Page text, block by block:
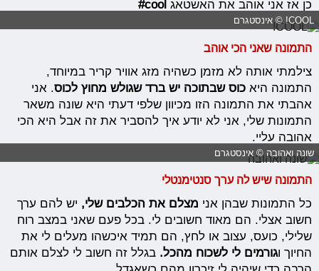
כן אז אני אוהב את האשטאגcool#
COOL! © אינסטגרם
התמונה שאני הכי אוהב
צילמתי אותה לא מזמן כשהיה מזג אוויר קריר במיוחד,
התמונה היאכוס שבתוכה יש ברד שגולש מחוץ לכוס. אני
אהבתי את התמונה הזו מכיוון שלפי דעתי היא שונה משאר
התמונות שלי, אני לא יודע איך להסביר את זה אבל היא הכי
אהובה עליי.
שונה ואהובה © אינסטגרם
התמונה שיש לה ערך סנטימנטלי
כל התמונות שבהן אני מצלם את הכלבים שלי, יש להם ערך
חשוב אצלי. הם מאוד חשובים לי. בכל פעם שאני במצב רוח
שלילי, כועס, עצוב או לחץ, הם תמיד איכשהו מעלים לי את
החיוך וגורמים לי לשכוח מהכל.בגלל זה חשוב לי לצלם אותם